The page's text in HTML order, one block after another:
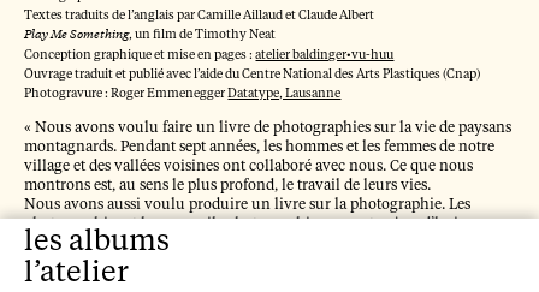
John Berger, 2020
L'Atlas Mnémosyne
(version poche)
Aby Warburg, 2019
L’explication des œuvres
d’art
Heinrich Wölfflin, 2018
Textes traduits de l’anglais par Camille Aillaud et Claude Albert
Play Me Something, un film de Timothy Neat
Conception graphique et mise en pages :atelier baldinger•vu-huu
Ouvrage traduit et publié avec l’aide du Centre National des Arts Plastiques (Cnap)
Photogravure : Roger EmmeneggerDatatype, Lausanne
« Nous avons voulu faire un livre de photographies sur la vie de paysans
montagnards. Pendant sept années, les hommes et les femmes de notre
village et des vallées voisines ont collaboré avec nous. Ce que nous
montrons est, au sens le plus profond, le travail de leurs vies.
Nous avons aussi voulu produire un livre sur la photographie. Les
photographies et les appareils photographiques sont aujourd’hui
familiers à tout le monde. Cependant, qu’est-ce qu’une photographie ?
Que signifient les photographies ? Comment sont-elles utilisées ? Ces
questions, qui se sont posées dès l’invention de l’appareil
les albums
l’atelier